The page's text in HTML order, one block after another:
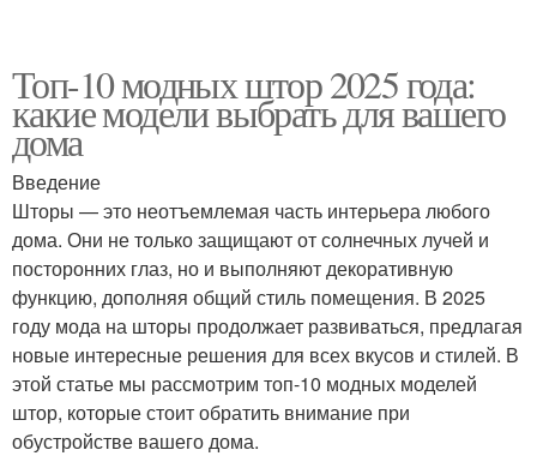
Топ-10 модных штор 2025 года:
какие модели выбрать для вашего
дома
Введение
Шторы — это неотъемлемая часть интерьера любого
дома. Они не только защищают от солнечных лучей и
посторонних глаз, но и выполняют декоративную
функцию, дополняя общий стиль помещения. В 2025
году мода на шторы продолжает развиваться, предлагая
новые интересные решения для всех вкусов и стилей. В
этой статье мы рассмотрим топ-10 модных моделей
штор, которые стоит обратить внимание при
обустройстве вашего дома.